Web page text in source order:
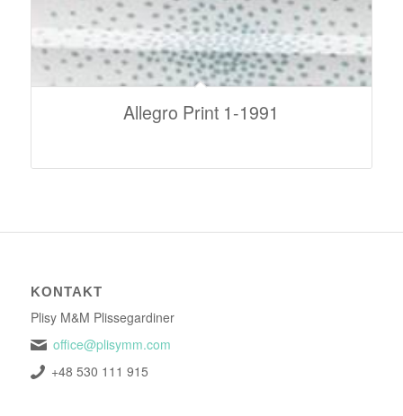
Allegro Print 1-1991
KONTAKT
Plisy M&M Plissegardiner
office@plisymm.com
+48 530 111 915